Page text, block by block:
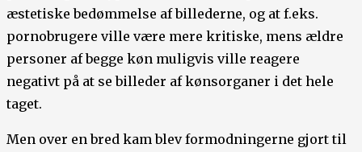
æstetiske bedømmelse af billederne, og at f.eks.
pornobrugere ville være mere kritiske, mens ældre
personer af begge køn muligvis ville reagere
negativt på at se billeder af kønsorganer i det hele
taget.
Men over en bred kam blev formodningerne gjort til